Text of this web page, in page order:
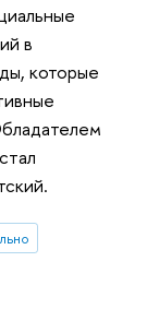
в
которые